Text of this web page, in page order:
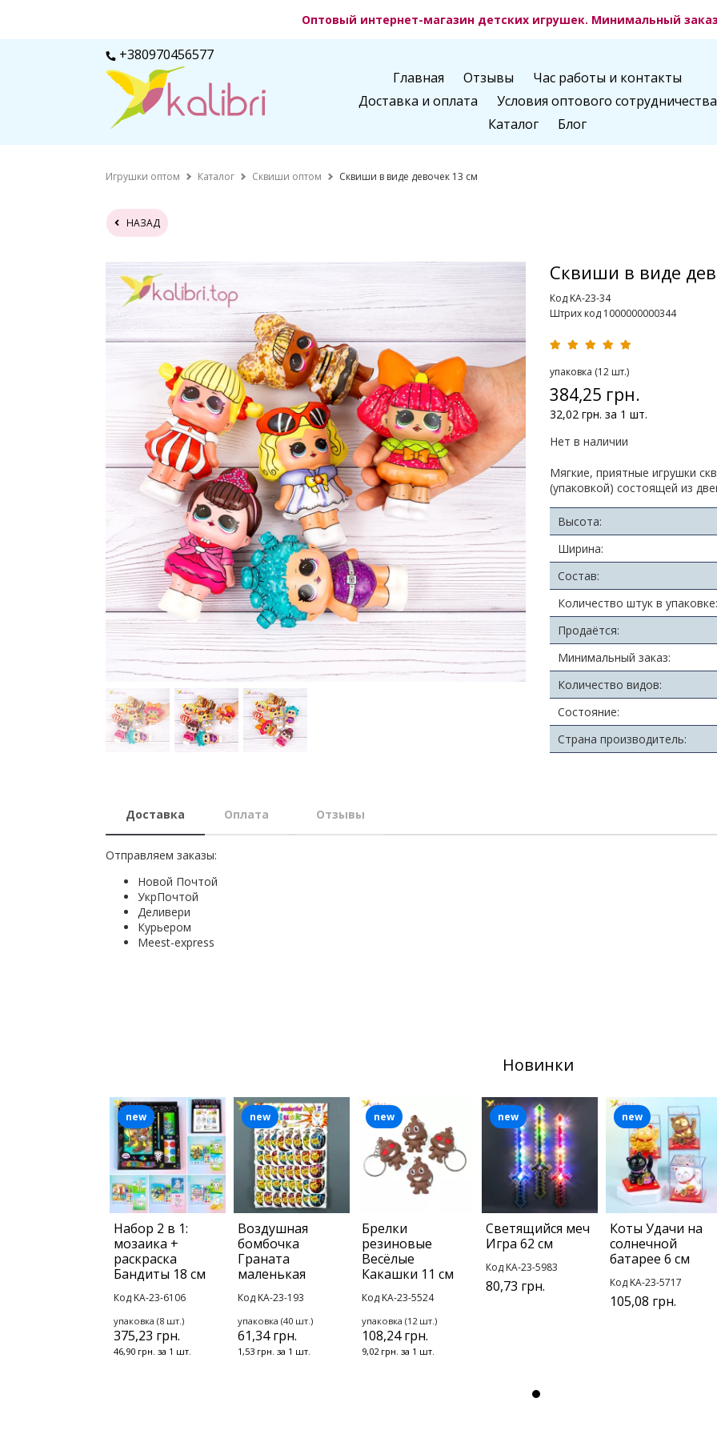
Оптовый интернет-магазин детских игрушек. Минимальный заказ
+380970456577
Главная
Отзывы
Час работы и контакты
Доставка и оплата
Условия оптового сотрудничества
Каталог
Блог
Игрушки оптом Каталог Сквиши оптом Сквиши в виде девочек 13 см
НАЗАД
Сквиши в виде
Код KA-23-34
Штрих код 1000000000344
упаковка (12 шт.)
384,25 грн.
32,02 грн. за 1 шт.
Нет в наличии
Мягкие, приятные игрушки
(упаковкой) состоящей из
Высота:
Ширина:
Состав:
Количество штук в упаковке:
Продаётся:
Минимальный заказ:
Количество видов:
Состояние:
Страна производитель:
Доставка Оплата Отзывы
Отправляем заказы:
Новой Почтой
УкрПочтой
Деливери
Курьером
Мeest-express
Новинки
Набор 2 в 1:
мозаика +
раскраска
Бандиты 18 см
Код KA-23-6106
упаковка (8 шт.)
375,23 грн.
46,90 грн. за 1 шт.
new
Воздушная
бомбочка
Граната
маленькая
Код KA-23-193
упаковка (40 шт.)
61,34 грн.
1,53 грн. за 1 шт.
new
Брелки
резиновые
Весёлые
Какашки 11 см
Код KA-23-5524
упаковка (12 шт.)
108,24 грн.
9,02 грн. за 1 шт.
new
Светящийся меч
Игра 62 см
Код KA-23-5983
80,73 грн.
new
Коты Удачи на
солнечной
батарее 6 см
Код KA-23-5717
105,08 грн.
new